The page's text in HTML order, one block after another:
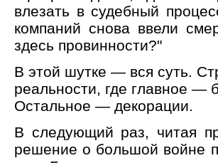
влезать в судебный
компаний снова ввели
здесь провинности?"
В этой шутке — вся суть.
реальности, где главное —
Остальное — декорации.
В следующий раз, читая
решение о большой войне